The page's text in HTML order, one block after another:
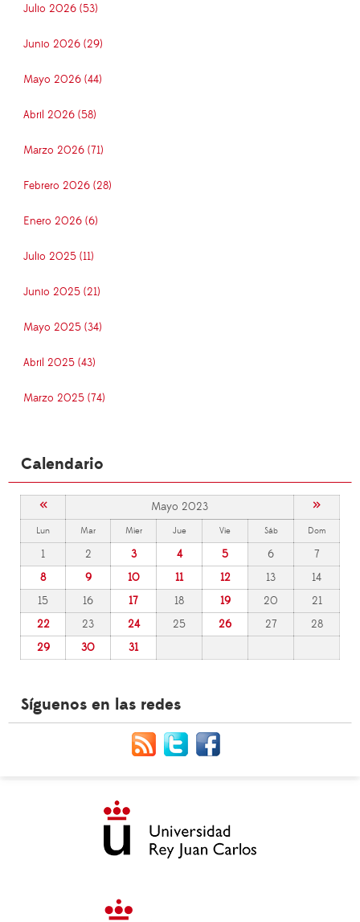
Julio 2026 (53)
Junio 2026 (29)
Mayo 2026 (44)
Abril 2026 (58)
Marzo 2026 (71)
Febrero 2026 (28)
Enero 2026 (6)
Julio 2025 (11)
Junio 2025 (21)
Mayo 2025 (34)
Abril 2025 (43)
Marzo 2025 (74)
Calendario
« Mayo 2023 »
Lun Mar Mier Jue Vie Sáb Dom
1 2 3 4 5 6
7
8
9 10 11 12 13
14
15
16 17 18 19 20
21
22
23 24 25 26 27
28
29
30 31
Síguenos en las redes